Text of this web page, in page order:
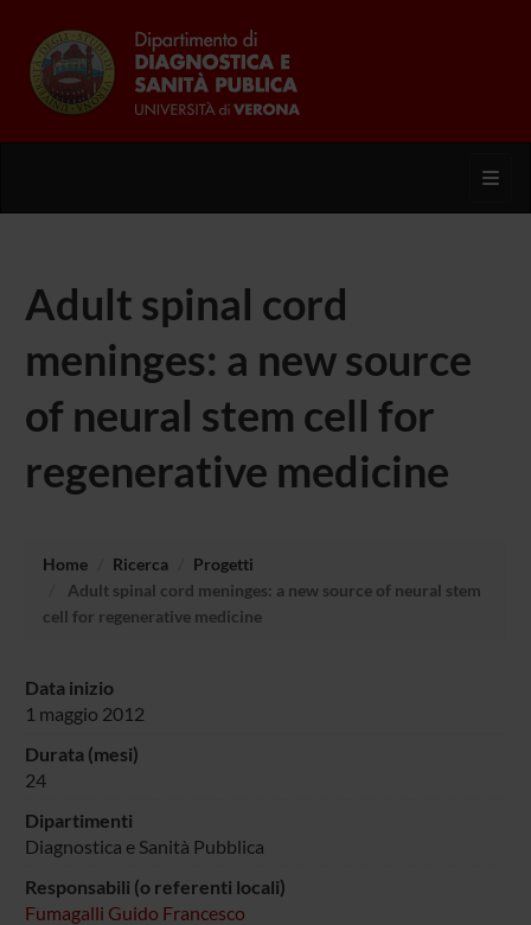
Adult spinal cord
meninges: a new source
of neural stem cell for
regenerative medicine
Home Ricerca
Progetti
Adult spinal cord meninges: a new source of neural stem
cell for regenerative medicine
Data inizio
1 maggio 2012
Durata (mesi)
24
Dipartimenti
Diagnostica e Sanità Pubblica
Responsabili (o referenti locali)
Fumagalli Guido Francesco